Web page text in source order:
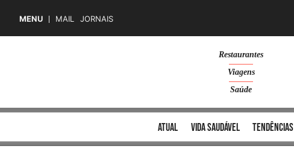
MENU MAIL JORNAIS
Restaurantes
Viagens
Saúde
atual vida saudável tendências